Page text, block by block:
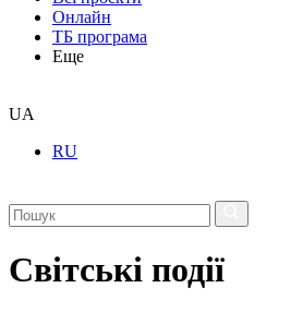
Онлайн
ТБ програма
Еще
UA
RU
Світські події